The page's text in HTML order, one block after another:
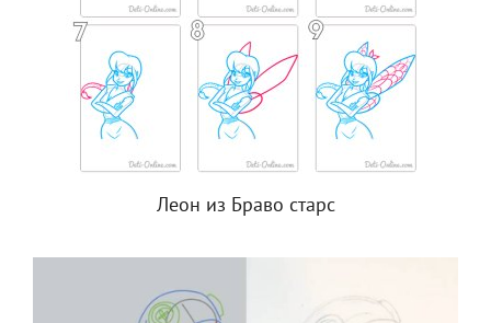
Леон из Браво старс